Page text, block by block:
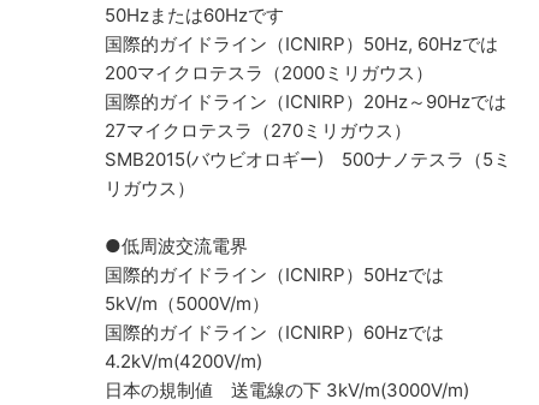
50Hzまたは60Hzです
国際的ガイドライン（ICNIRP）50Hz, 60Hzでは
200マイクロテスラ（2000ミリガウス）
国際的ガイドライン（ICNIRP）20Hz～90Hzでは
27マイクロテスラ（270ミリガウス）
SMB2015(バウビオロギー) 500ナノテスラ（5ミ
リガウス）
●低周波交流電界
国際的ガイドライン（ICNIRP）50Hzでは
5kV/m（5000V/m）
国際的ガイドライン（ICNIRP）60Hzでは
4.2kV/m(4200V/m)
日本の規制値 送電線の下 3kV/m(3000V/m)